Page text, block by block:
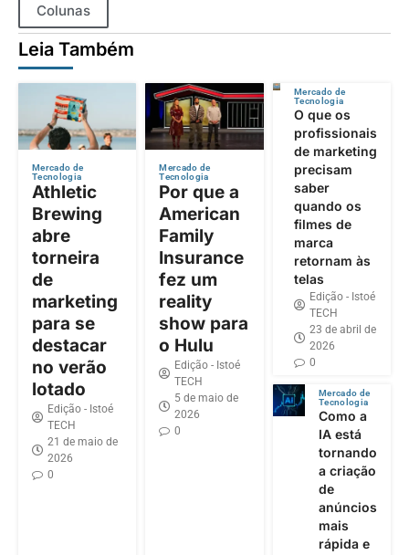
Colunas
Leia Também
Mercado de
Tecnologia
Athletic
Brewing
abre
torneira
de
marketing
para se
destacar
no verão
lotado
Edição - Istoé
TECH
21 de maio de
2026
0
Mercado de
Tecnologia
Por que a
American
Family
Insurance
fez um
reality
show para
o Hulu
Edição - Istoé
TECH
5 de maio de
2026
0
Mercado de
Tecnologia
O que os
profissionais
de marketing
precisam
saber
quando os
filmes de
marca
retornam às
telas
Edição - Istoé
TECH
23 de abril de
2026
0
Mercado de
Tecnologia
Como a
IA está
tornando
a criação
de
anúncios
mais
rápida e